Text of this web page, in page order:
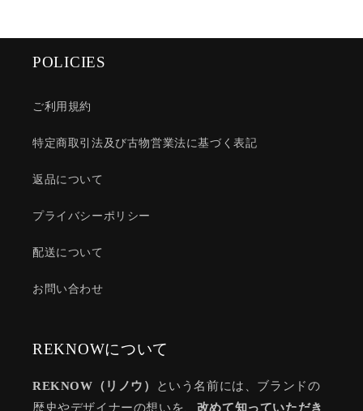
POLICIES
ご利用規約
特定商取引法及び古物営業法に基づく表記
返品について
プライバシーポリシー
配送について
お問い合わせ
REKNOWについて
REKNOW（リノウ）
という名前には、ブランドの
歴史やデザイナーの想いを、 改めて知っていただき